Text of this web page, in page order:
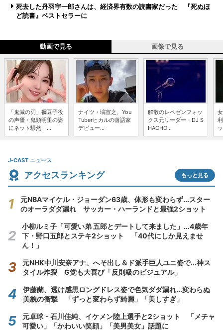
死去した丹羽宇一郎さんは、経済界有数の読書家だった 『死ぬほ
ど読書』ベストセラーに
動画で見る 画像で見る
「鬼滅の刃」禰豆子役
の声優・鬼頭明里の姿
にネット騒然 ...
ナイツ・塙宣之、You
Tuberヒカルの落語家
デビュー...
解散のレペゼンフォッ
クス元リーダー・DJ S
HACHO...
J-CAST ニュース
アクセスランキング もっと見る
元NBAマイケル・ジョーダン63歳、体形も変わらず...スター
のオーラダダ漏れ サッカー・ハーランドと最強2ショット
小柳ルミ子「可愛い弟 五郎とデートして来ました」...4歳年
下・野口五郎とステキ2ショット 「40代にしか見えませ
ん！」
元NHK中川安奈アナ、へそ出し＆ド派手巨人ユニ姿で...神ス
タイル炸裂 G党も大喜び「反則級のビジュアル」
伊藤蘭、透け感黒ロングドレス姿で色気ダダ漏れ...変わらぬ
美貌の衝撃 「ずっと変わらず綺麗」「美しすぎ」
元卓球・石川佳純、イケメン陸上選手と2ショット 「メチャ
可愛い」「かわいい笑顔」「美男美女」話題に